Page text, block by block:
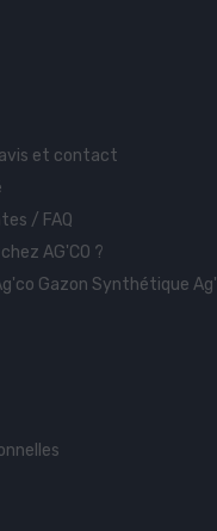
et contact
/ FAQ
AG'CO ?
Gazon Synthétique